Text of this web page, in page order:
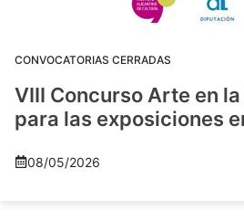
CONVOCATORIAS CERRADAS
VIII Concurso Arte en
para las exposiciones
08/05/2026